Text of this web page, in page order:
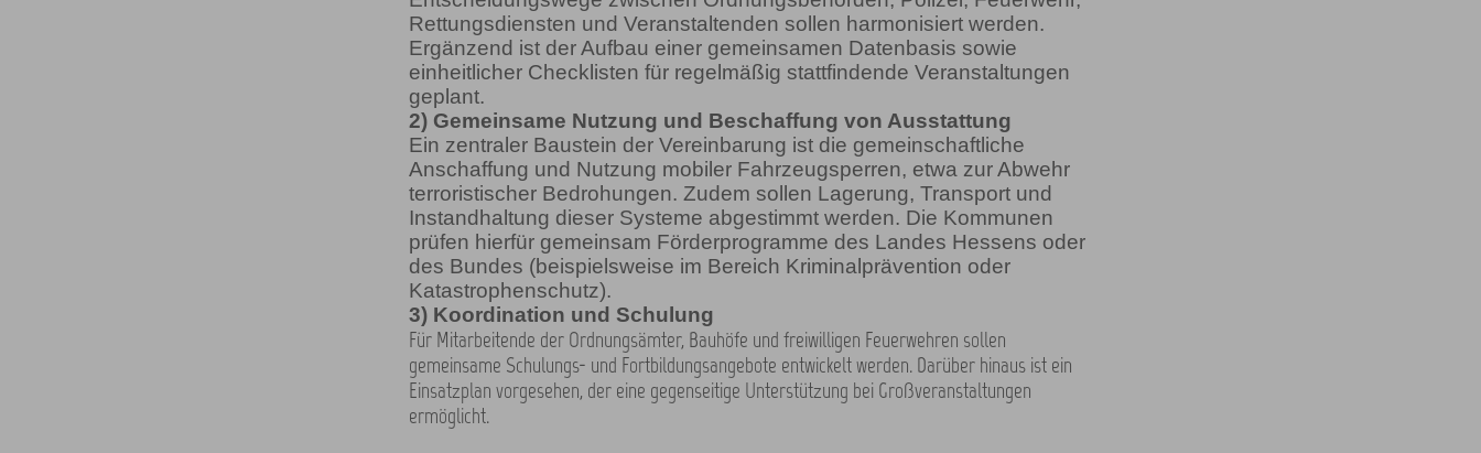
Rettungsdiensten und Veranstaltenden sollen harmonisiert werden.
Ergänzend ist der Aufbau einer gemeinsamen Datenbasis sowie
einheitlicher Checklisten für regelmäßig stattfindende Veranstaltungen
geplant.
2) Gemeinsame Nutzung und Beschaffung von Ausstattung
Ein zentraler Baustein der Vereinbarung ist die gemeinschaftliche
Anschaffung und Nutzung mobiler Fahrzeugsperren, etwa zur Abwehr
terroristischer Bedrohungen. Zudem sollen Lagerung, Transport und
Instandhaltung dieser Systeme abgestimmt werden. Die Kommunen
prüfen hierfür gemeinsam Förderprogramme des Landes Hessens oder
des Bundes (beispielsweise im Bereich Kriminalprävention oder
Katastrophenschutz).
3) Koordination und Schulung
Für Mitarbeitende der Ordnungsämter, Bauhöfe und freiwilligen Feuerwehren sollen
gemeinsame Schulungs- und Fortbildungsangebote entwickelt werden. Darüber hinaus ist ein
Einsatzplan vorgesehen, der eine gegenseitige Unterstützung bei Großveranstaltungen
ermöglicht.